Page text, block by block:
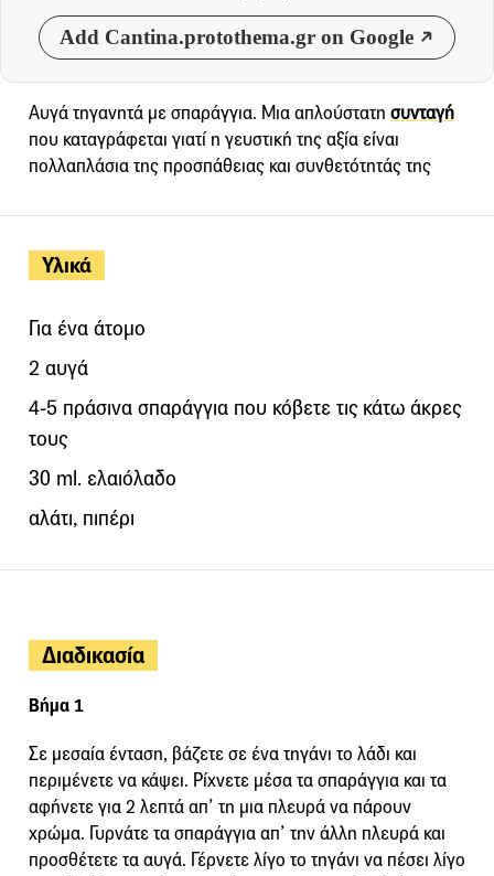
Add Cantina.protothema.gr on Google
Υλικά
Για ένα άτομο
2 αυγά
4-5 πράσινα σπαράγγια που κόβετε τις κάτω άκρες
τους
30 ml. ελαιόλαδο
αλάτι, πιπέρι
Αυγά τηγανητά με σπαράγγια. Μια απλούστατη συνταγή
που καταγράφεται γιατί η γευστική της αξία είναι
πολλαπλάσια της προσπάθειας και συνθετότητάς της
Διαδικασία
Βήμα 1
Σε μεσαία ένταση, βάζετε σε ένα τηγάνι το λάδι και
περιμένετε να κάψει. Ρίχνετε μέσα τα σπαράγγια και τα
αφήνετε για 2 λεπτά απ’ τη μια πλευρά να πάρουν
χρώμα. Γυρνάτε τα σπαράγγια απ’ την άλλη πλευρά και
προσθέτετε τα αυγά. Γέρνετε λίγο το τηγάνι να πέσει λίγο